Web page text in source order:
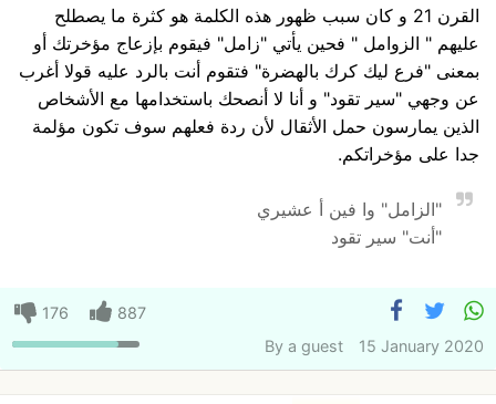
القرن 21 و كان سبب ظهور هذه الكلمة هو كثرة ما يصطلح
عليهم " الزوامل " فحين يأتي "زامل" فيقوم بإزعاج مؤخرتك أو
بمعنى "فرع ليك كرك بالهضرة" فتقوم أنت بالرد عليه قولا أغرب
عن وجهي "سير تقود" و أنا لا أنصحك باستخدامها مع الأشخاص
الذين يمارسون حمل الأثقال لأن ردة فعلهم سوف تكون مؤلمة
جدا على مؤخراتكم.
"الزامل" وا فين أ عشيري
"أنت" سير تقود
176
887
By a guest 15 January 2020